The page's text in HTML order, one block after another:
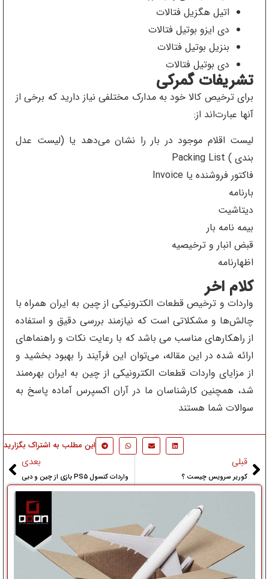
اتیل هگزیل فتالات
دی ایزو بوتیل فتالات
بنزیل بوتیل فتالات
دی بوتیل فتالات
تشریفات گمرکی
برای ترخیص کالا خود به مدارک مختلفی نیاز دارید که برخی از
آنها عبارت‌اند از:
لیست اقلام موجود در بار را نشان می‌دهد یا (لیست عدل
بندی ) Packing List
فاکتور فروشنده یا Invoice
بارنامه
دیتاشیت
بیمه نامه بار
قبض انبار و ترخیصیه
اظهارنامه
کلام اخر
واردات و ترخیص قطعات الکترونیکی از چین به ایران همراه با
چالش‌ها و مشکلاتی است که نیازمند بررسی دقیق و استفاده
از راهکارهای مناسب می ‌باشد که با رعایت نکات و راهنماهای
ارائه شده در این مقاله، می‌توان این فرآیند را بهبود بخشید و
از مزایای واردات قطعات الکترونیکی از چین به ایران بهره‌مند
شد، همچنین کارشناسان ما در آران اکسپرس آماده پاسخ به
سوالات شما هستند
این مطلب به اشتراک بگزارید
قبلی
کوریر سرویس چیست ؟
بعدی
واردات کنسول PS۵ بازی از چین و دبی